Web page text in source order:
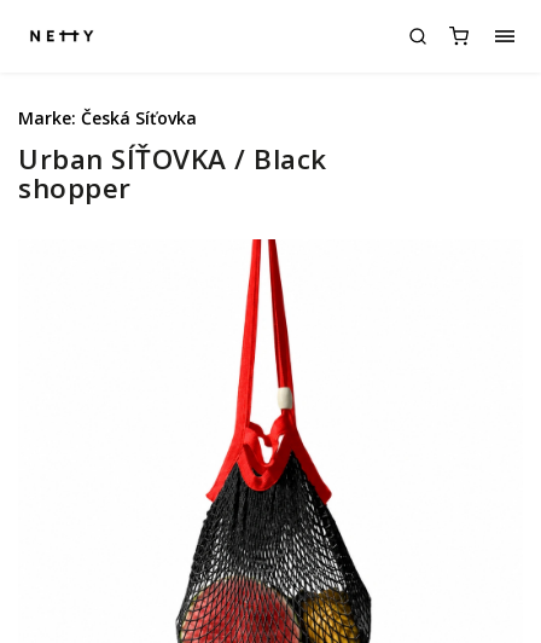
Urban SÍŤOVKA / Black
shopper
Marke: Česká Síťovka